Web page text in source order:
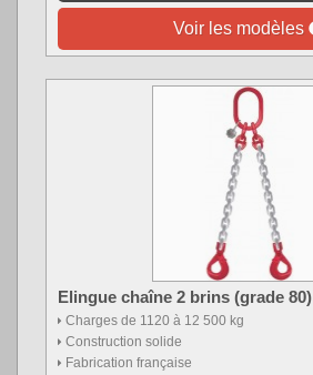
Voir les modèles
Elingue chaîne 2 brins (grade 80)
Charges de 1120 à 12 500 kg
Construction solide
Fabrication française